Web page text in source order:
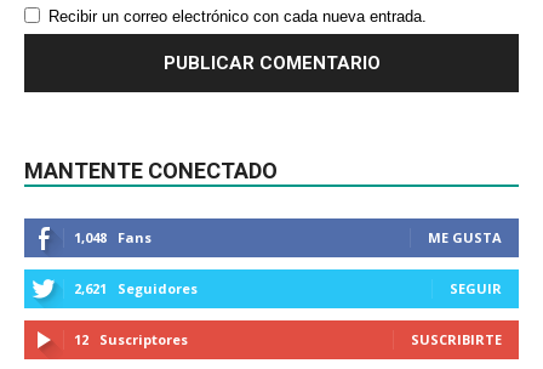
Recibir un correo electrónico con cada nueva entrada.
MANTENTE CONECTADO
1,048 Fans ME GUSTA
2,621 Seguidores SEGUIR
12 Suscriptores SUSCRIBIRTE